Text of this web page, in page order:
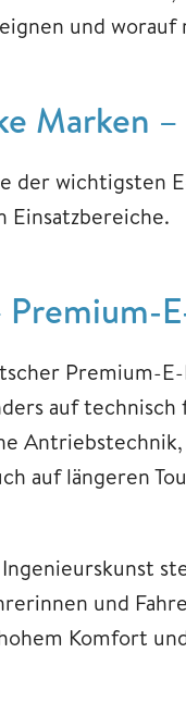
und worauf
Marken
der wichtigsten
Einsatzbereiche.
Premium-
auf
auf längeren
und
Komfort